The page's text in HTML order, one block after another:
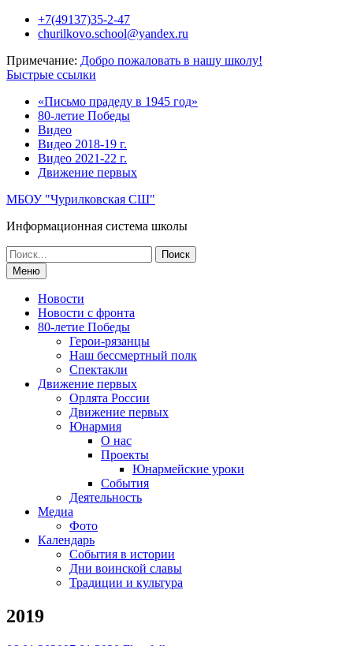
Перейти+7(49137)35-2-47
churilkovo.school@yandex.ru
Примечание: Добро пожаловать в нашу школу!
Быстрые ссылки
«Письмо прадеду в 1945 год»
80-летие Победы
Видео
Видео 2018-19 г.
Видео 2021-22 г.
Движение первых
МБОУ "Чурилковская СШ"
Информационная система школы
Поиск
по:Меню
Новости
Новости с фронта
80-летие Победы
Герои-рязанцы
Наш бессмертный полк
Спектакли
Движение первых
Орлята России
Движение первых
Юнармия
О нас
Проекты
Юнармейские уроки
События
Деятельность
Медиа
Фото
Календарь
События в истории
Дни воинской славы
Традиции и культура
2019